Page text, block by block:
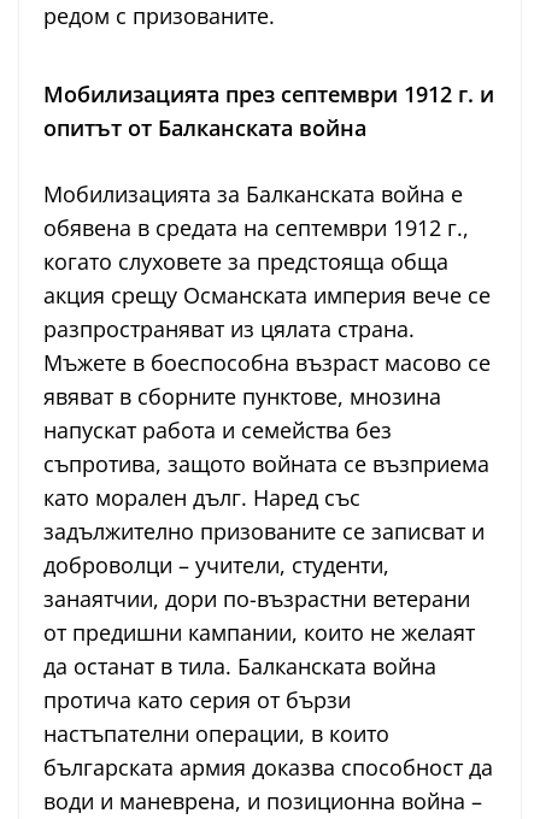
редом с призованите.
Мобилизацията през септември 1912 г. и
опитът от Балканската война
Мобилизацията за Балканската война е
обявена в средата на септември 1912 г.,
когато слуховете за предстояща обща
акция срещу Османската империя вече се
разпространяват из цялата страна.
Мъжете в боеспособна възраст масово се
явяват в сборните пунктове, мнозина
напускат работа и семейства без
съпротива, защото войната се възприема
като морален дълг. Наред със
задължително призованите се записват и
доброволци – учители, студенти,
занаятчии, дори по-възрастни ветерани
от предишни кампании, които не желаят
да останат в тила. Балканската война
протича като серия от бързи
настъпателни операции, в които
българската армия доказва способност да
води и маневрена, и позиционна война –